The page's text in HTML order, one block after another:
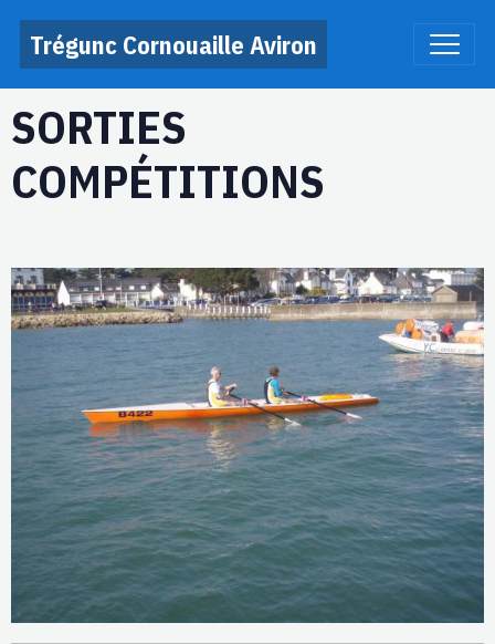
Trégunc Cornouaille Aviron
SORTIES
COMPÉTITIONS